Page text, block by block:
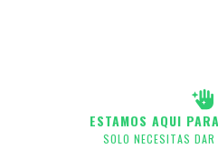
ESTAMOS AQUI
SOLO NECESITAS